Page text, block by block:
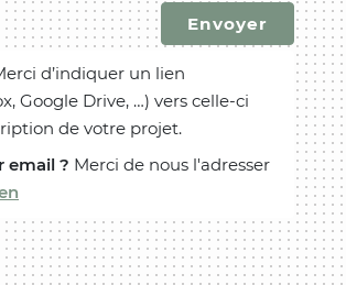
d’indiquer un lien
Google Drive, …) vers celle-ci
de votre projet.
email ? Merci de nous l'adresser